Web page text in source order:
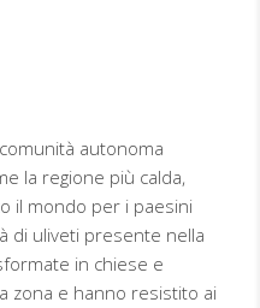
autonoma
la regione più calda,
il mondo per i paesini
di uliveti presente nella
in chiese e
zona e hanno resistito ai